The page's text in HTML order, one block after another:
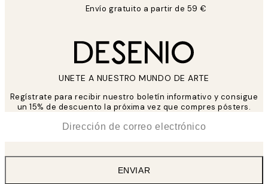
Envío gratuito a partir de 59 €
UNETE A NUESTRO MUNDO DE ARTE
Regístrate para recibir nuestro boletín informativo y consigue
un 15% de descuento la próxima vez que compres pósters.
ENVIAR